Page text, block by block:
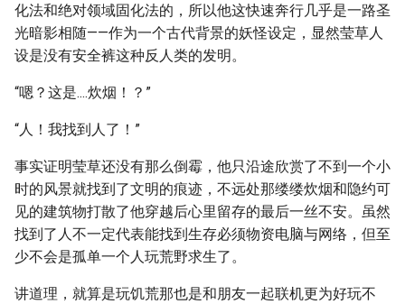
化法和绝对领域固化法的，所以他这快速奔行几乎是一路圣
光暗影相随——作为一个古代背景的妖怪设定，显然莹草人
设是没有安全裤这种反人类的发明。
“嗯？这是....炊烟！？”
“人！我找到人了！”
事实证明莹草还没有那么倒霉，他只沿途欣赏了不到一个小
时的风景就找到了文明的痕迹，不远处那缕缕炊烟和隐约可
见的建筑物打散了他穿越后心里留存的最后一丝不安。虽然
找到了人不一定代表能找到生存必须物资电脑与网络，但至
少不会是孤单一个人玩荒野求生了。
讲道理，就算是玩饥荒那也是和朋友一起联机更为好玩不